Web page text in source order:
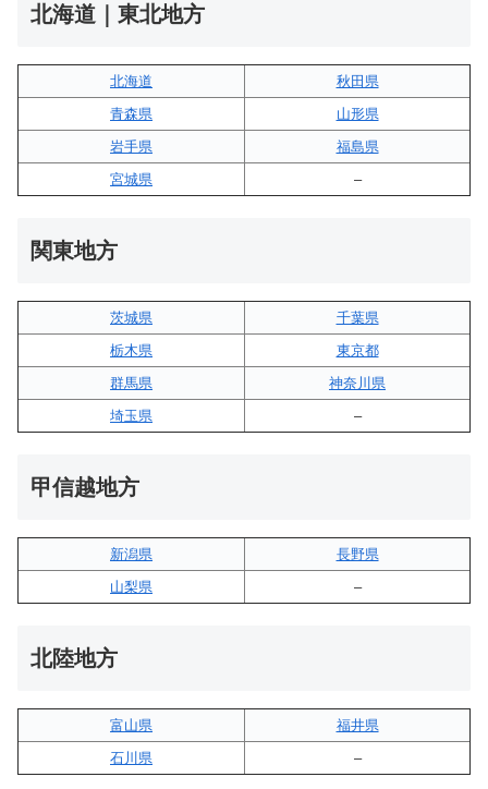
北海道｜東北地方
北海道
秋田県
青森県
山形県
岩手県
福島県
宮城県
–
関東地方
茨城県
千葉県
栃木県
東京都
群馬県
神奈川県
埼玉県
–
甲信越地方
新潟県
長野県
山梨県
–
北陸地方
富山県
福井県
石川県
–